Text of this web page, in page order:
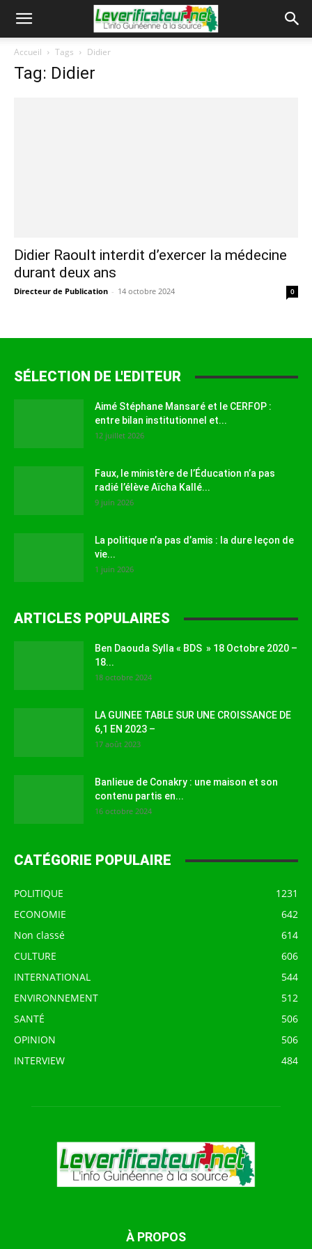
Accueil Tags Didier
Tag: Didier
Didier Raoult interdit d’exercer la médecine
durant deux ans
Directeur de Publication - 14 octobre 2024 0
SÉLECTION DE L'EDITEUR
Aimé Stéphane Mansaré et le CERFOP :
entre bilan institutionnel et...
12 juillet 2026
Faux, le ministère de l’Éducation n’a pas
radié l’élève Aïcha Kallé...
9 juin 2026
La politique n’a pas d’amis : la dure leçon de
vie...
1 juin 2026
ARTICLES POPULAIRES
Ben Daouda Sylla « BDS » 18 Octobre 2020 –
18...
18 octobre 2024
LA GUINEE TABLE SUR UNE CROISSANCE DE
6,1 EN 2023 –
17 août 2023
Banlieue de Conakry : une maison et son
contenu partis en...
16 octobre 2024
CATÉGORIE POPULAIRE
POLITIQUE
1231
ECONOMIE
642
Non classé
614
CULTURE
606
INTERNATIONAL
544
ENVIRONNEMENT
512
SANTÉ
506
OPINION
506
INTERVIEW
484
À PROPOS